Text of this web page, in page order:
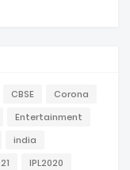
CBSE
Corona
Entertainment
india
IPL2020